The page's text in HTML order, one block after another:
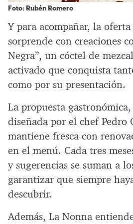
Foto: Rubén Romero
Y para acompañar, la
sorprende con creaciones
Negra”, un cóctel de
activado que conquista
como por su presentación.
La propuesta
diseñada por el chef Pedro
mantiene fresca con
en el menú. Cada tres
y sugerencias se suman a
garantizar que siempre
descubrir.
Además, La Nonna